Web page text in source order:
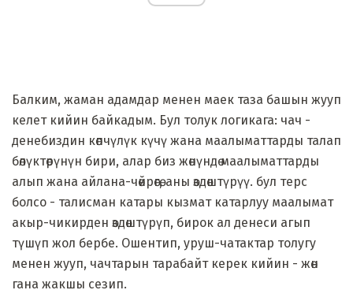
Балким, жаман адамдар менен маек таза башын жууп
келет кийин байкадым. Бул толук логикага: чач -
денебиздин көпчүлүк күчү жана маалыматтарды талап
бөлүктөрүнүн бири, алар биз жөнүндө маалыматтарды
алып жана айлана-чөйрөгө, аны өздөштүрүү. бул терс
болсо - талисман катары кызмат катарлуу маалымат
акыр-чикирден өздөштүрүп, бирок ал денеси агып
түшүп жол бербе. Ошентип, уруш-чатактар ​​толугу
менен жууп, чачтарын тарабайт керек кийин - жөн
гана жакшы сезип.